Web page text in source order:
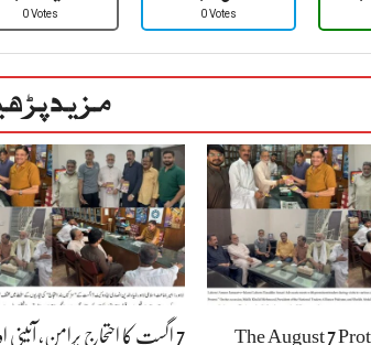
0 Votes 0 Votes
مزید
The August 7 7 اگست کا احتجاج پرامن، آئینی